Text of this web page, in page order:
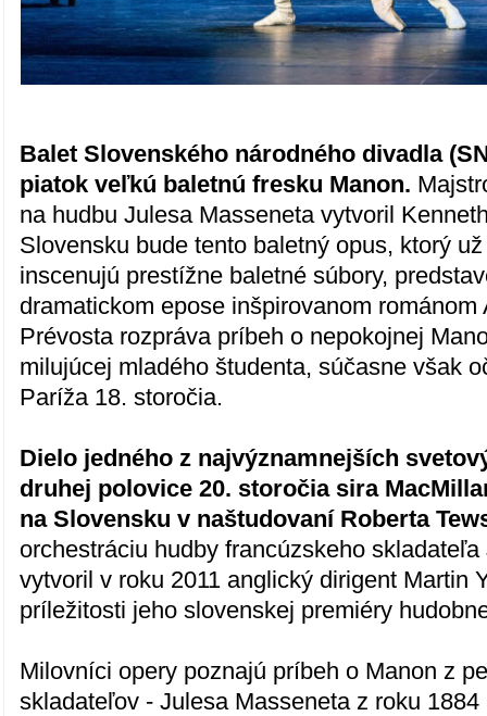
Balet Slovenského národného divadla
piatok veľkú baletnú fresku Manon.
na hudbu Julesa Masseneta vytvoril
Slovensku bude tento baletný opus, ktorý
inscenujú prestížne baletné súbory,
dramatickom epose inšpirovanom románom
Prévosta rozpráva príbeh o nepokojnej
milujúcej mladého študenta, súčasne však
Paríža 18. storočia.
Dielo jedného z najvýznamnejších
druhej polovice 20. storočia sira
na Slovensku v naštudovaní Roberta
orchestráciu hudby francúzskeho
vytvoril v roku 2011 anglický dirigent Martin
príležitosti jeho slovenskej premiéry
Milovníci opery poznajú príbeh o Manon z
skladateľov - Julesa Masseneta z roku